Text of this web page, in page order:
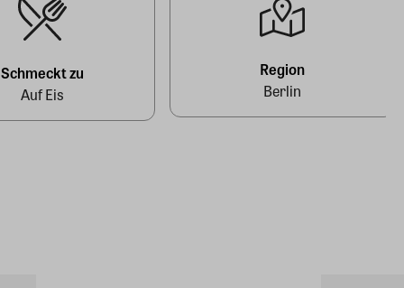
Schmeckt zu
Auf Eis
Region
Berlin